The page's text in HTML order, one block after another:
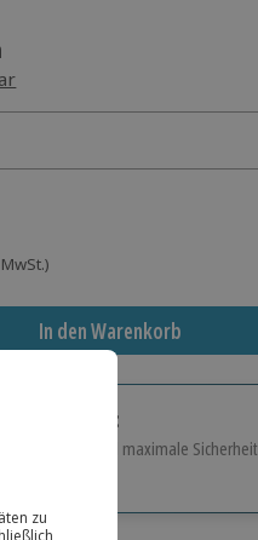
In den Warenkorb
Geschenk:
Flexibilität und maximale Sicherheit